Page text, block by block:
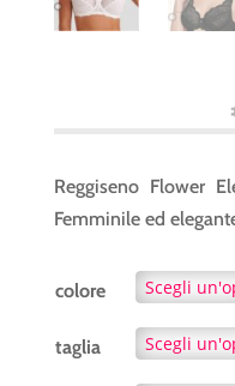
Reggiseno Flower
Femminile ed
colore
taglia